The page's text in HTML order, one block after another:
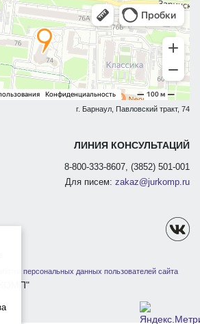
г. Барнаул, Павловский тракт, 74
ЛИНИЯ КОНСУЛЬТАЦИЙ
8-800-333-8607, (3852) 501-001
Для писем: zakaz@jurkomp.ru
персональных данных пользователей сайта